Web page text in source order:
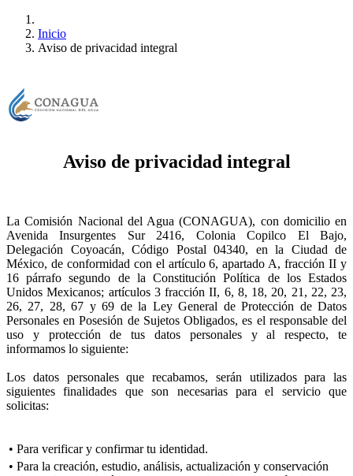
Inicio
Aviso de privacidad integral
Aviso de privacidad integral
La Comisión Nacional del Agua (CONAGUA), con domicilio en
Avenida Insurgentes Sur 2416, Colonia Copilco El Bajo,
Delegación Coyoacán, Código Postal 04340, en la Ciudad de
México, de conformidad con el artículo 6, apartado A, fracción II y
16 párrafo segundo de la Constitución Política de los Estados
Unidos Mexicanos; artículos 3 fracción II, 6, 8, 18, 20, 21, 22, 23,
26, 27, 28, 67 y 69 de la Ley General de Protección de Datos
Personales en Posesión de Sujetos Obligados, es el responsable del
uso y protección de tus datos personales y al respecto, te
informamos lo siguiente:
Los datos personales que recabamos, serán utilizados para las
siguientes finalidades que son necesarias para el servicio que
solicitas:
• Para verificar y confirmar tu identidad.
• Para la creación, estudio, análisis, actualización y conservación